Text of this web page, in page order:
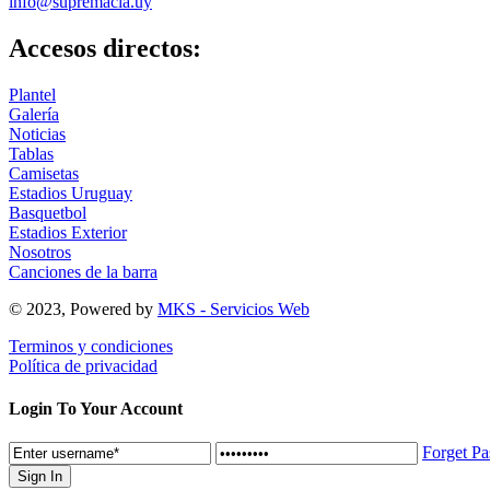
Accesos directos:
Plantel
Galería
Noticias
Tablas
Camisetas
Estadios Uruguay
Basquetbol
Estadios Exterior
Nosotros
Canciones de la barra
© 2023, Powered by MKS - Servicios Web
Terminos y condiciones
Política de privacidad
Login To Your Account
Forget